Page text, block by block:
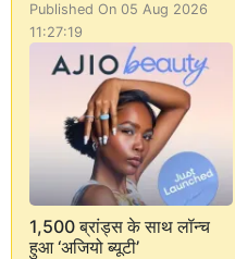
Published On 05 Aug 2026
11:27:19
1,500 ब्रांड्स के साथ लॉन्च
हुआ ‘अजियो ब्यूटी’